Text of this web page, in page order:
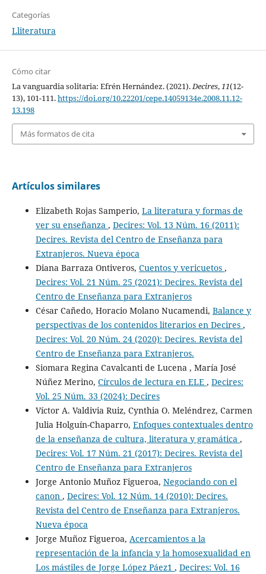
Categorías
Lliteratura
Cómo citar
La vanguardia solitaria: Efrén Hernández. (2021).Decires,11(12-
13), 101-111.https://doi.org/10.22201/cepe.14059134e.2008.11.12-
13.198
Más formatos de cita
Artículos similares
Elizabeth Rojas Samperio, La literatura y formas de
ver su enseñanza , Decires: Vol. 13 Núm. 16 (2011):
Decires. Revista del Centro de Enseñanza para
Extranjeros. Nueva época
Diana Barraza Ontiveros, Cuentos y vericuetos ,
Decires: Vol. 21 Núm. 25 (2021): Decires. Revista del
Centro de Enseñanza para Extranjeros
César Cañedo, Horacio Molano Nucamendi, Balance y
perspectivas de los contenidos literarios en Decires ,
Decires: Vol. 20 Núm. 24 (2020): Decires. Revista del
Centro de Enseñanza para Extranjeros.
Siomara Regina Cavalcanti de Lucena , María José
Núñez Merino, Círculos de lectura en ELE , Decires:
Vol. 25 Núm. 33 (2024): Decires
Víctor A. Valdivia Ruiz, Cynthia O. Meléndrez, Carmen
Julia Holguín-Chaparro, Enfoques contextuales dentro
de la enseñanza de cultura, literatura y gramática ,
Decires: Vol. 17 Núm. 21 (2017): Decires. Revista del
Centro de Enseñanza para Extranjeros
Jorge Antonio Muñoz Figueroa, Negociando con el
canon , Decires: Vol. 12 Núm. 14 (2010): Decires.
Revista del Centro de Enseñanza para Extranjeros.
Nueva época
Jorge Muñoz Figueroa, Acercamientos a la
representación de la infancia y la homosexualidad en
Los mástiles de Jorge López Páez1 , Decires: Vol. 16